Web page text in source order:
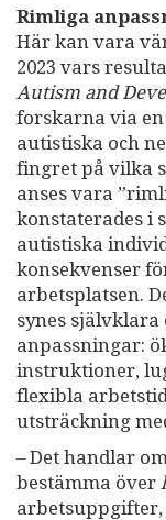
Rimliga
Här kan vara
2023 vars
Autism and
forskarna via
autistiska och
fingret på vilka
anses vara
konstaterades i
autistiska
konsekvenser
arbetsplatsen.
synes självklara
anpassningar:
instruktioner,
flexibla
utsträckning
– Det handlar
bestämma över